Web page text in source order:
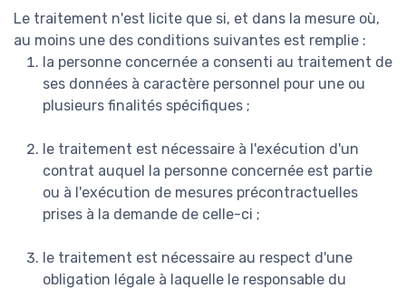
Le traitement n'est licite que si, et dans la mesure où,
au moins une des conditions suivantes est remplie :
la personne concernée a consenti au traitement de
ses données à caractère personnel pour une ou
plusieurs finalités spécifiques ;
le traitement est nécessaire à l'exécution d'un
contrat auquel la personne concernée est partie
ou à l'exécution de mesures précontractuelles
prises à la demande de celle-ci ;
le traitement est nécessaire au respect d'une
obligation légale à laquelle le responsable du